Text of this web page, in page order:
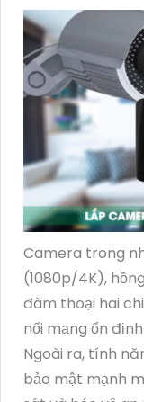
Camera trong
(1080p/4K),
đàm thoại hai
nối mạng ổn
Ngoài ra, tính
bảo mật mạnh